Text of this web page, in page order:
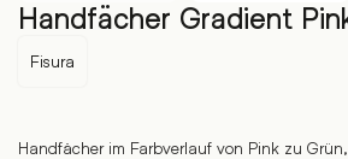
Handfächer Gradient
Fisura
Handfächer im Farbverlauf von Pink zu